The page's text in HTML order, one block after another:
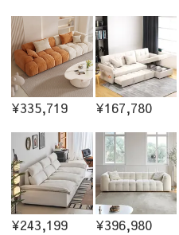
¥335,719 ¥167,780
¥243,199 ¥396,980